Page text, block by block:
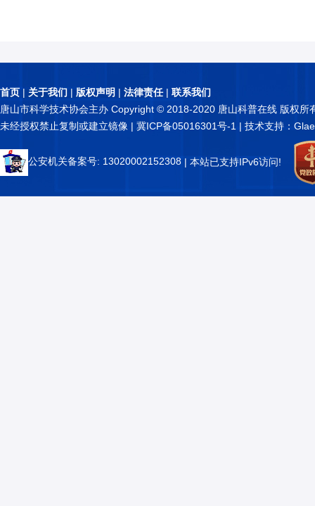
首页 | 关于我们 | 版权声明 | 法律责任| 联系我们
唐山市科学技术协会主办 Copyright © 2018-2020 唐山科普在线 版权所
未经授权禁止复制或建立镜像 | 冀ICP备05016301号-1 | 技术支持：
公安机关备案号: 13020002152308 | 本站已支持IPv6访问!